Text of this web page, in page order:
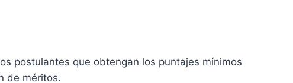
postulantes que obtengan los puntajes mínimos
de méritos.